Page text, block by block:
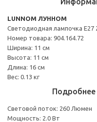
LUNNOM ЛУННОМ
Светодиодная лампочка E27
Номер товара: 904.164.72
Ширина: 11 см
Высота: 11 см
Длина: 16 см
Вес: 0.13 кг
Подробнее
Световой поток: 260 Люмен
Мощность: 2.0 Вт